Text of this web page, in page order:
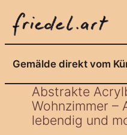
Gemälde direkt vom
Abstrakte
Wohnzimmer –
lebendig und